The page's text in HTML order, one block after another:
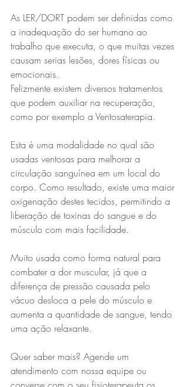
As LER/DORT podem ser definidas como
a inadequação do ser humano ao
trabalho que executa, o que muitas vezes
causam serias lesões, dores físicas ou
emocionais.
Felizmente existem diversos tratamentos
que podem auxiliar na recuperação,
como por exemplo a Ventosaterapia.
Esta é uma modalidade no qual são
usadas ventosas para melhorar a
circulação sanguínea em um local do
corpo. Como resultado, existe uma maior
oxigenação destes tecidos, permitindo a
liberação de toxinas do sangue e do
músculo com mais facilidade.
Muito usada como forma natural para
combater a dor muscular, já que a
diferença de pressão causada pelo
vácuo desloca a pele do músculo e
aumenta a quantidade de sangue, tendo
uma ação relaxante.
Quer saber mais? Agende um
atendimento com nossa equipe ou